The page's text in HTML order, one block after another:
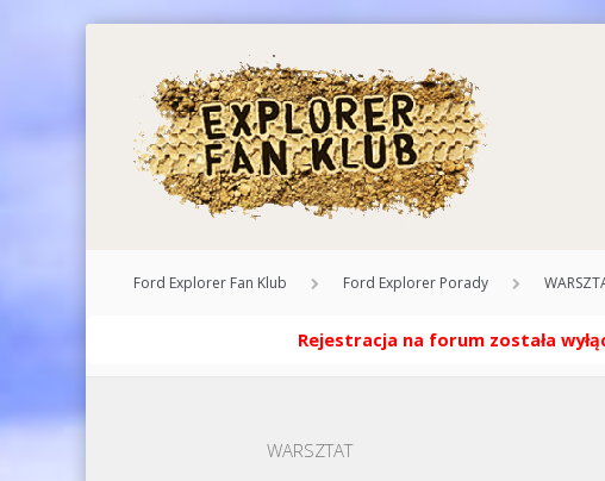
Ford Explorer Fan Klub Ford Explorer Porady
Rejestracja na forum została
WARSZTAT